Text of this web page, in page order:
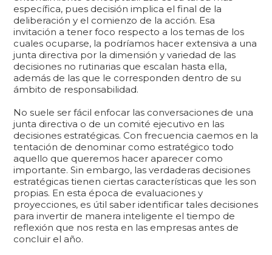
específica, pues decisión implica el final de la
deliberación y el comienzo de la acción. Esa
invitación a tener foco respecto a los temas de los
cuales ocuparse, la podríamos hacer extensiva a una
junta directiva por la dimensión y variedad de las
decisiones no rutinarias que escalan hasta ella,
además de las que le corresponden dentro de su
ámbito de responsabilidad.
No suele ser fácil enfocar las conversaciones de una
junta directiva o de un comité ejecutivo en las
decisiones estratégicas. Con frecuencia caemos en la
tentación de denominar como estratégico todo
aquello que queremos hacer aparecer como
importante. Sin embargo, las verdaderas decisiones
estratégicas tienen ciertas características que les son
propias. En esta época de evaluaciones y
proyecciones, es útil saber identificar tales decisiones
para invertir de manera inteligente el tiempo de
reflexión que nos resta en las empresas antes de
concluir el año.